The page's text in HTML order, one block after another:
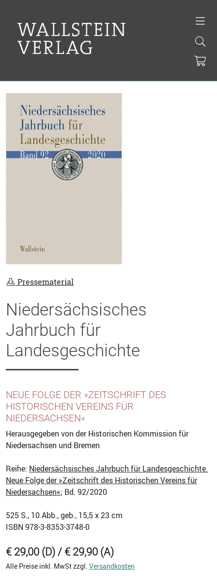
Pressematerial
Niedersächsisches
Jahrbuch für
Landesgeschichte
NEUE FOLGE DER »ZEITSCHRIFT DES
HISTORISCHEN VEREINS FÜR
NIEDERSACHSEN«
Herausgegeben von der Historischen Kommission für
Niedersachsen und Bremen
Reihe: Niedersächsisches Jahrbuch für Landesgeschichte.
Neue Folge der »Zeitschrift des Historischen Vereins für
Niedersachsen«; Bd. 92/2020
525 S., 10 Abb., geb., 15,5 x 23 cm
ISBN 978-3-8353-3748-0
€ 29,00 (D) / € 29,90 (A)
Alle Preise inkl. MwSt zzgl. Versandkosten